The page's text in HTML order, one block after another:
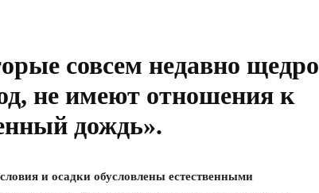
совсем недавно щедро
не имеют отношения к
дождь».
и осадки обусловлены естественными